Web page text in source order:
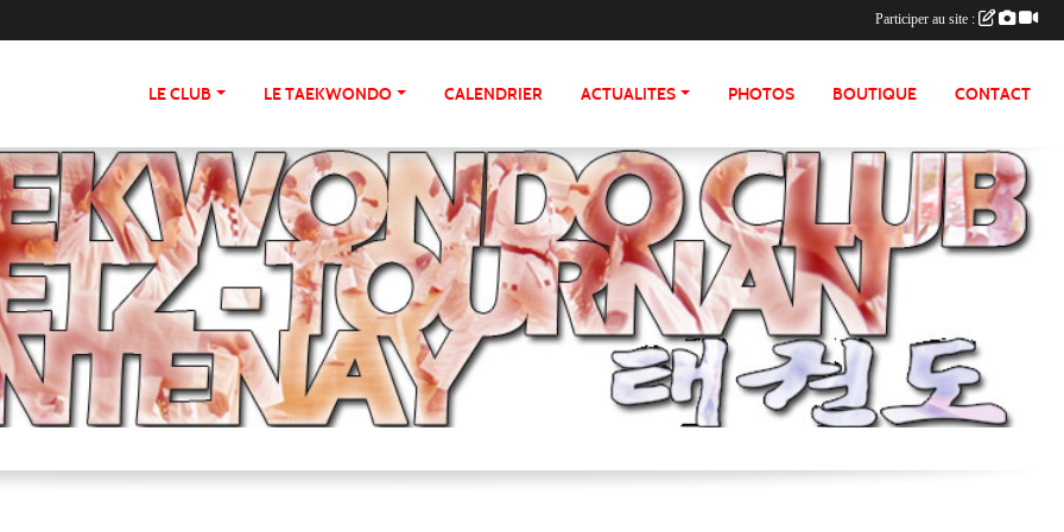
LE CLUB LE TAEKWONDO CALENDRIER ACTUALITES PHOTOS BOUTIQUE CONTACT
Participer au site :